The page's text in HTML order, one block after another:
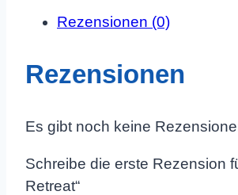
Rezensionen (0)
Rezensionen
Es gibt noch keine
Schreibe die erste Rezension
Retreat“